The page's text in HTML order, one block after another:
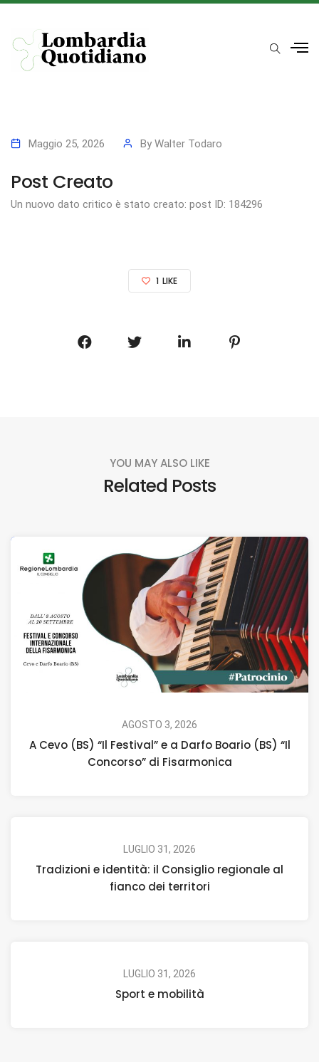
Maggio 25, 2026 By Walter Todaro
Post Creato
Un nuovo dato critico è stato creato: post ID: 184296
1 LIKE
YOU MAY ALSO LIKE
Related Posts
AGOSTO 3, 2026
A Cevo (BS) “Il Festival” e a Darfo Boario (BS) “Il
Concorso” di Fisarmonica
LUGLIO 31, 2026
Tradizioni e identità: il Consiglio regionale al
fianco dei territori
LUGLIO 31, 2026
Sport e mobilità